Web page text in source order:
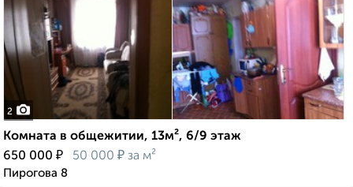
2
Комната в общежитии, 13м², 6/9 этаж
650 000 ₽ 50 000 ₽ за м²
Пирогова 8